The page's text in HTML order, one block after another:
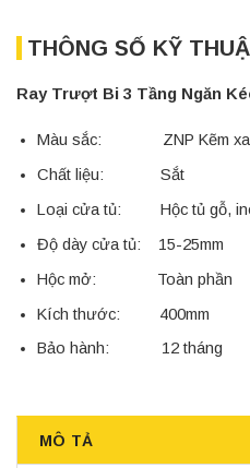
THÔNG SỐ KỸ
Ray Trượt Bi 3 Tầng Ngăn
Màu sắc: ZNP Kẽm
Chất liệu: Sắt
Loại cửa tủ: Hộc tủ gỗ,
Độ dày cửa tủ: 15-25mm
Hộc mở: Toàn phần
Kích thước: 400mm
Bảo hành: 12 tháng
MÔ TẢ